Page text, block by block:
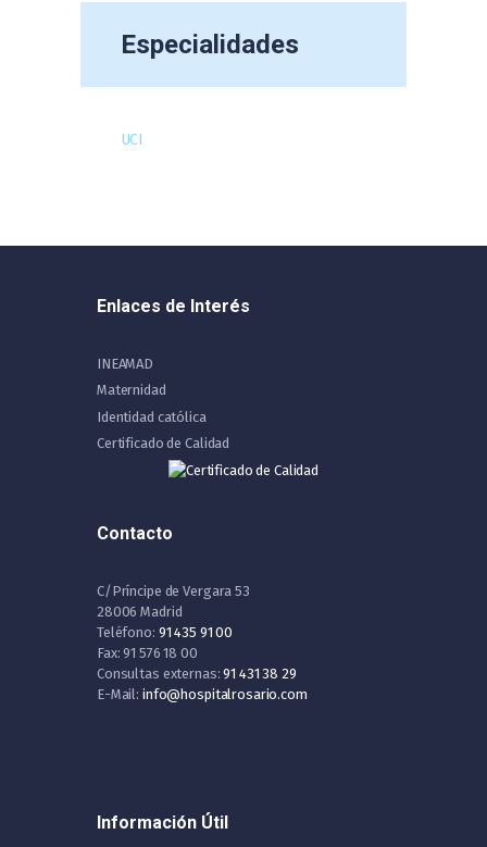
Especialidades
UCI
Enlaces de Interés
INEAMAD
Maternidad
Identidad católica
Certificado de Calidad
Contacto
C/Príncipe de Vergara 53
28006 Madrid
Teléfono: 91 435 91 00
Fax: 91 576 18 00
Consultas externas:91 431 38 29
E-Mail: info@hospitalrosario.com
Información Útil